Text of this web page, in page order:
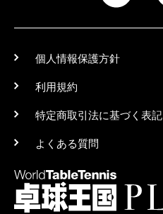
個人情報保護方針
利用規約
特定商取引法に基づく表記
よくある質問